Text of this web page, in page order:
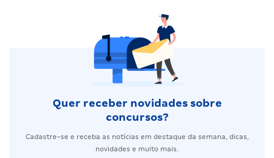
Quer receber novidades sobre
concursos?
Cadastre-se e receba as notícias em destaque da semana, dicas,
novidades e muito mais.